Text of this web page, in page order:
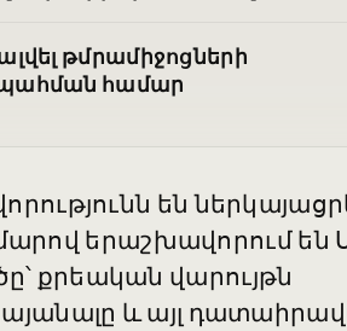
թմրամիջոցների
համար
են
երաշխավորում են
քրեական վարույթն
և այլ